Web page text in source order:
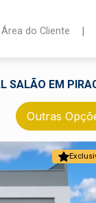
Área do Cliente |
SALÃO EM
Outras